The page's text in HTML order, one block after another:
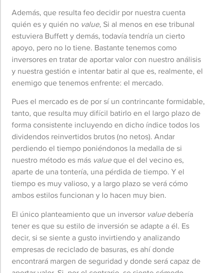
Además, que resulta feo decidir por nuestra cuenta
quién es y quién no value, Si al menos en ese tribunal
estuviera Buffett y demás, todavía tendría un cierto
apoyo, pero no lo tiene. Bastante tenemos como
inversores en tratar de aportar valor con nuestro análisis
y nuestra gestión e intentar batir al que es, realmente, el
enemigo que tenemos enfrente: el mercado.
Pues el mercado es de por sí un contrincante formidable,
tanto, que resulta muy difícil batirlo en el largo plazo de
forma consistente incluyendo en dicho índice todos los
dividendos reinvertidos brutos (no netos). Andar
perdiendo el tiempo poniéndonos la medalla de si
nuestro método es más valueque el del vecino es,
aparte de una tontería, una pérdida de tiempo. Y el
tiempo es muy valioso, y a largo plazo se verá cómo
ambos estilos funcionan y lo hacen muy bien.
El único planteamiento que un inversor valuedebería
tener es que su estilo de inversión se adapte a él. Es
decir, si se siente a gusto invirtiendo y analizando
empresas de reciclado de basuras, es ahí donde
encontrará margen de seguridad y donde será capaz de